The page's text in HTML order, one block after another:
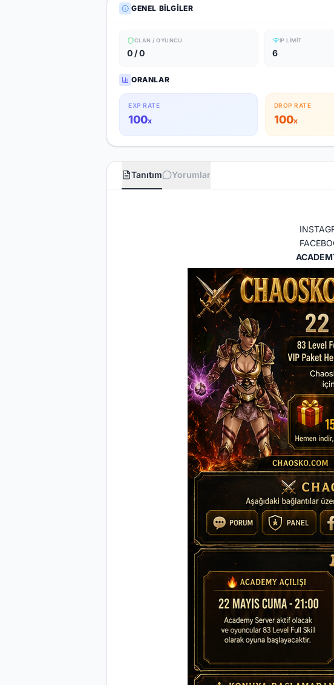
GENEL BILGILER
CLAN / OYUNCU
0 / 0
IP LIMIT
6
ORANLAR
EXP RATE
100x
DROP RATE
100x
Tanıtım Yorumlar